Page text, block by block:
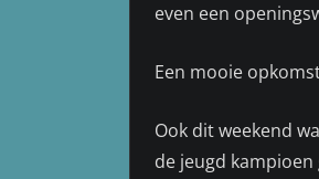
even een
Een mooie
Ook dit weekend
de jeugd